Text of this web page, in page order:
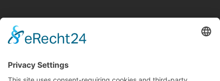
Zor zamanlarınızda yanınızda olmak için cenaze, cenaze töreni ve
uğurlama sırasında size hassasiyetle ve güvenilir bir şekilde eşlik
Hizmetlerimiz
24 Stunden Hizmet